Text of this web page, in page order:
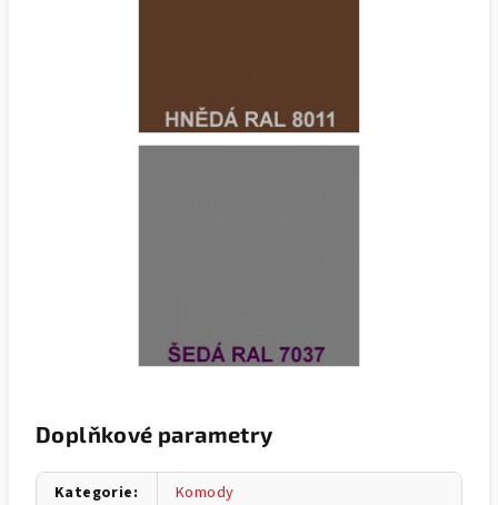
Doplňkové parametry
Kategorie: Komody